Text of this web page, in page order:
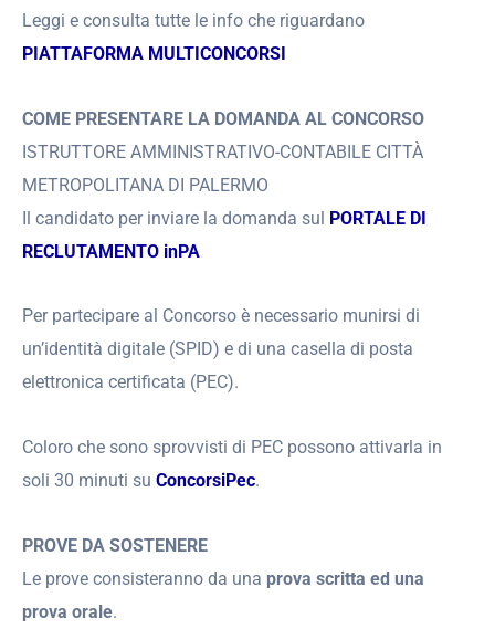
Leggi e consulta tutte le info che riguardano
PIATTAFORMA MULTICONCORSI
COME PRESENTARE LA DOMANDA AL CONCORSO
ISTRUTTORE AMMINISTRATIVO-CONTABILE CITTÀ
METROPOLITANA DI PALERMO
Il candidato per inviare la domanda sul PORTALE DI
RECLUTAMENTO inPA
Per partecipare al Concorso è necessario munirsi di
un’identità digitale (SPID) e di una casella di posta
elettronica certificata (PEC).
Coloro che sono sprovvisti di PEC possono attivarla in
soli 30 minuti su ConcorsiPec.
PROVE DA SOSTENERE
Le prove consisteranno da una prova scritta ed una
prova orale.